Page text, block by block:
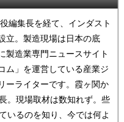
編集長を経て、インダスト
立。製造現場は日本の底
製造業専門ニュースサイト
ム」を運営している産業ジ
ーライターです。霞ヶ関か
。現場取材は数知れず。些
いるのを知り、今では何よ